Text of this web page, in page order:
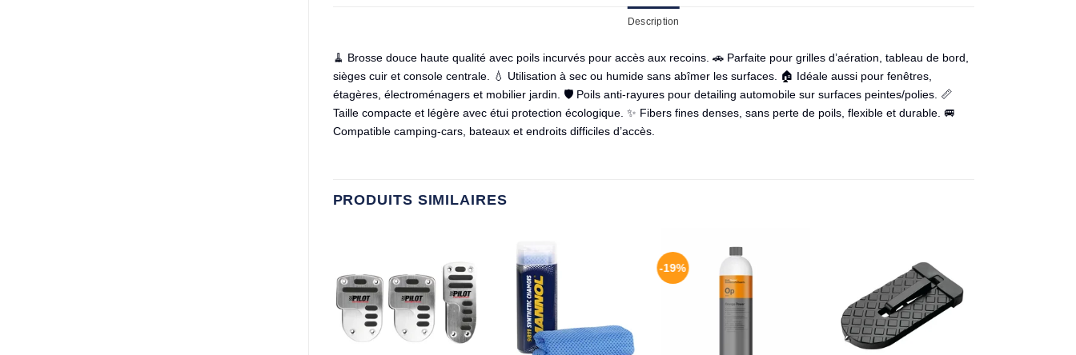
Description
🧹 Brosse douce haute qualité avec poils incurvés pour accès aux recoins. 🚗 Parfaite pour grilles d’aération, tableau de bord,
sièges cuir et console centrale. 💧 Utilisation à sec ou humide sans abîmer les surfaces. 🏠 Idéale aussi pour fenêtres,
étagères, électroménagers et mobilier jardin. 🛡️ Poils anti-rayures pour detailing automobile sur surfaces peintes/polies. 📏
Taille compacte et légère avec étui protection écologique. ✨ Fibers fines denses, sans perte de poils, flexible et durable. 🚐
Compatible camping-cars, bateaux et endroits difficiles d’accès.
PRODUITS SIMILAIRES
-19%